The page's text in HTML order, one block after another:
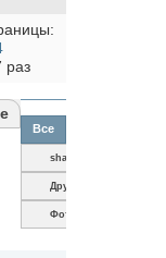
раз
Все
shamanix
Друзья
Фотографии